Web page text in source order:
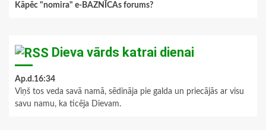
Kāpēc "nomira" e-BAZNĪCAs forums?
Dieva vārds katrai dienai
Ap.d.16:34
Viņš tos veda savā namā, sēdināja pie galda un priecājās ar visu
savu namu, ka ticēja Dievam.